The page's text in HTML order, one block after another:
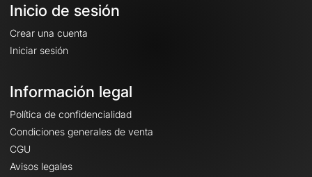
Inicio de sesión
Crear una cuenta
Iniciar sesión
Información legal
Política de confidencialidad
Condiciones generales de venta
CGU
Avisos legales